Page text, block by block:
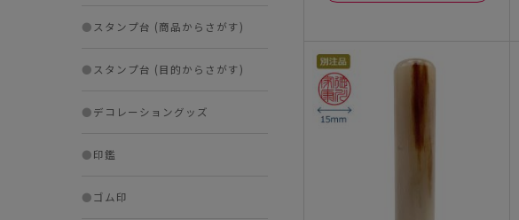
● スタンプ台 (商品からさがす)
● スタンプ台 (目的からさがす)
●デコレーショングッズ
●印鑑
●ゴム印